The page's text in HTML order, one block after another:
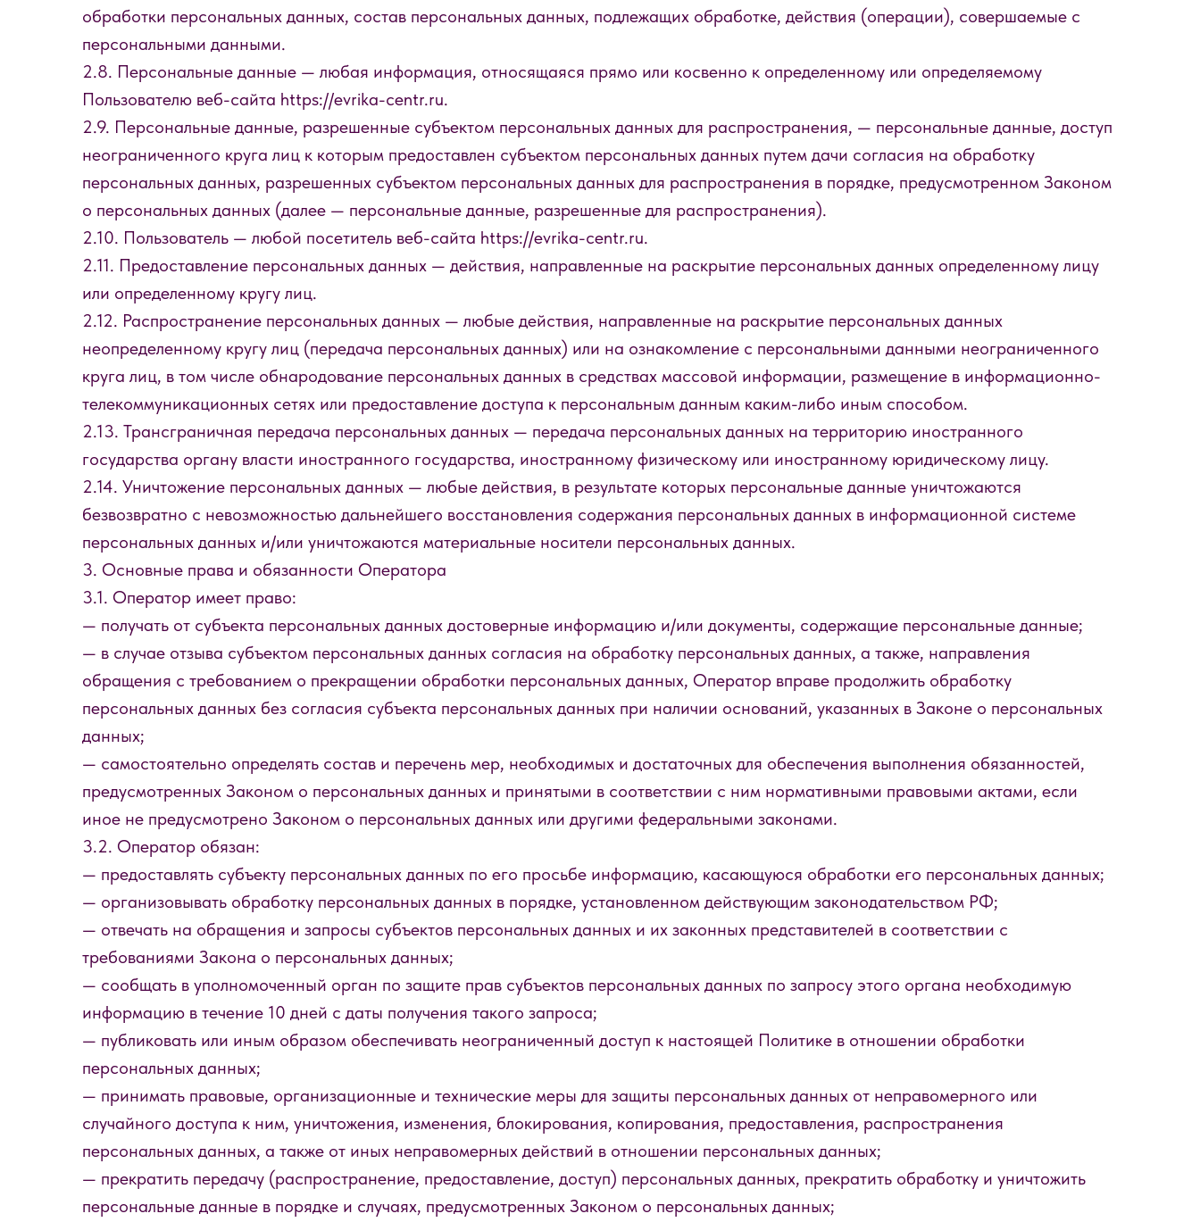
обработки персональных данных, состав персональных данных, подлежащих обработке, действия (операции), совершаемые с
персональными данными.
2.8. Персональные данные — любая информация, относящаяся прямо или косвенно к определенному или определяемому
Пользователю веб-сайта https://evrika-centr.ru.
2.9. Персональные данные, разрешенные субъектом персональных данных для распространения, — персональные данные, доступ
неограниченного круга лиц к которым предоставлен субъектом персональных данных путем дачи согласия на обработку
персональных данных, разрешенных субъектом персональных данных для распространения в порядке, предусмотренном Законом
о персональных данных (далее — персональные данные, разрешенные для распространения).
2.10. Пользователь — любой посетитель веб-сайта https://evrika-centr.ru.
2.11. Предоставление персональных данных — действия, направленные на раскрытие персональных данных определенному лицу
или определенному кругу лиц.
2.12. Распространение персональных данных — любые действия, направленные на раскрытие персональных данных
неопределенному кругу лиц (передача персональных данных) или на ознакомление с персональными данными неограниченного
круга лиц, в том числе обнародование персональных данных в средствах массовой информации, размещение в информационно-
телекоммуникационных сетях или предоставление доступа к персональным данным каким-либо иным способом.
2.13. Трансграничная передача персональных данных — передача персональных данных на территорию иностранного
государства органу власти иностранного государства, иностранному физическому или иностранному юридическому лицу.
2.14. Уничтожение персональных данных — любые действия, в результате которых персональные данные уничтожаются
безвозвратно с невозможностью дальнейшего восстановления содержания персональных данных в информационной системе
персональных данных и/или уничтожаются материальные носители персональных данных.
3. Основные права и обязанности Оператора
3.1. Оператор имеет право:
— получать от субъекта персональных данных достоверные информацию и/или документы, содержащие персональные данные;
— в случае отзыва субъектом персональных данных согласия на обработку персональных данных, а также, направления
обращения с требованием о прекращении обработки персональных данных, Оператор вправе продолжить обработку
персональных данных без согласия субъекта персональных данных при наличии оснований, указанных в Законе о персональных
данных;
— самостоятельно определять состав и перечень мер, необходимых и достаточных для обеспечения выполнения обязанностей,
предусмотренных Законом о персональных данных и принятыми в соответствии с ним нормативными правовыми актами, если
иное не предусмотрено Законом о персональных данных или другими федеральными законами.
3.2. Оператор обязан:
— предоставлять субъекту персональных данных по его просьбе информацию, касающуюся обработки его персональных данных;
— организовывать обработку персональных данных в порядке, установленном действующим законодательством РФ;
— отвечать на обращения и запросы субъектов персональных данных и их законных представителей в соответствии с
требованиями Закона о персональных данных;
— сообщать в уполномоченный орган по защите прав субъектов персональных данных по запросу этого органа необходимую
информацию в течение 10 дней с даты получения такого запроса;
— публиковать или иным образом обеспечивать неограниченный доступ к настоящей Политике в отношении обработки
персональных данных;
— принимать правовые, организационные и технические меры для защиты персональных данных от неправомерного или
случайного доступа к ним, уничтожения, изменения, блокирования, копирования, предоставления, распространения
персональных данных, а также от иных неправомерных действий в отношении персональных данных;
— прекратить передачу (распространение, предоставление, доступ) персональных данных, прекратить обработку и уничтожить
персональные данные в порядке и случаях, предусмотренных Законом о персональных данных;